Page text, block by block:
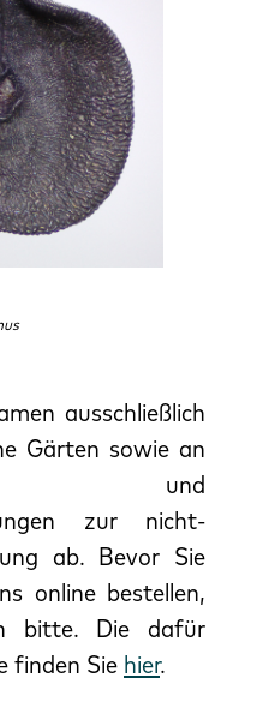
ausschließlich
Gärten sowie an
und
zur nicht-
ab. Bevor Sie
online bestellen,
bitte. Die dafür
finden Sie hier.